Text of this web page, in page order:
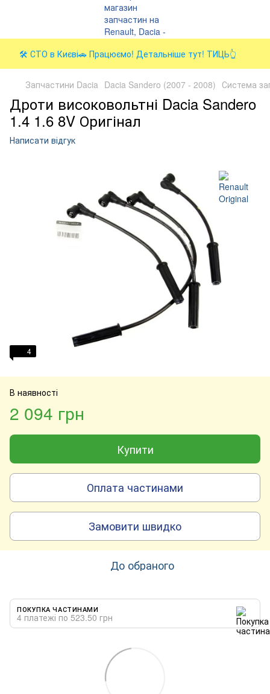
🛠️ СТО в Києві🚗 Працюємо! Детальніше тут! ТИЦЬ👆
Запчастини Dacia Dacia Sandero (2007 - 2008) Система
Дроти високовольтні Dacia Sandero
1.4 1.6 8V Оригінал
Написати відгук
4
В наявності
2 094 грн
Купити
Оплата частинами
Замовити швидко
До обраного
ПОКУПКА ЧАСТИНАМИ
4 платежі по 523.50 грн